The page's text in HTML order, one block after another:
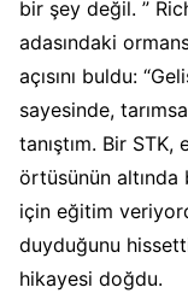
bir şey değil. ”
adasındaki
açısını buldu:
sayesinde,
tanıştım. Bir
örtüsünün
için eğitim
duyduğunu
hikayesi doğdu.